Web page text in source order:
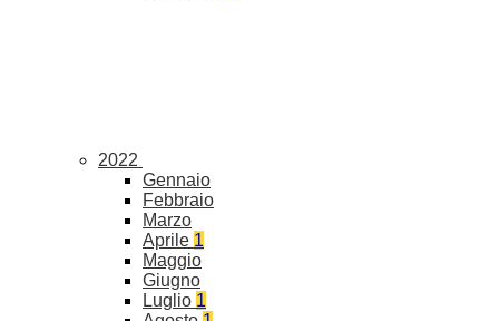
2022
Gennaio
Febbraio
Marzo
Aprile 1
Maggio
Giugno
Luglio 1